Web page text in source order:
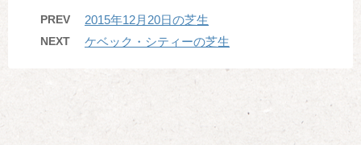
PREV 2015年12月20日の芝生
NEXT ケベック・シティーの芝生